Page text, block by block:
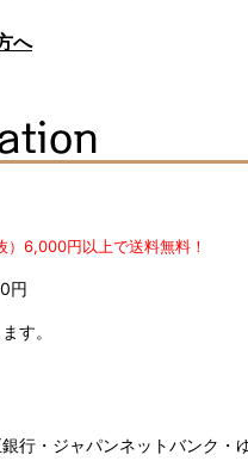
へ
）6,000円以上で送料無料！
円
す。
行・ジャパンネットバンク・ゆ